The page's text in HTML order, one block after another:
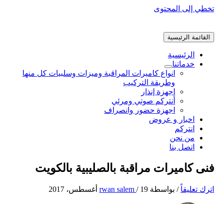
تخطي إلى المحتوى
القائمة الرئيسية
الرئيسية
خدماتنا
انواع كاميرات المراقبة وميزات وسلبيات كل منها
وطريقة التركيب
اجهزة إنذار
أنتركم صوتي ومرئي
اجهزة حضور وانصراف
اخبار و عروض
انتركم
من نحن
اتصل بنا
فنى كاميرات مراقبة بالصليبية بالكويت
اترك تعليقاً / بواسطة rwan salem / 19 أغسطس، 2017